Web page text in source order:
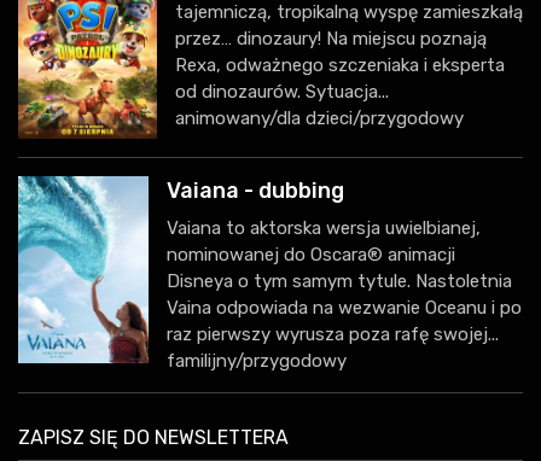
tajemniczą, tropikalną wyspę zamieszkałą
przez… dinozaury! Na miejscu poznają
Rexa, odważnego szczeniaka i eksperta
od dinozaurów. Sytuacja...
animowany/dla dzieci/przygodowy
Vaiana - dubbing
Vaiana to aktorska wersja uwielbianej,
nominowanej do Oscara® animacji
Disneya o tym samym tytule. Nastoletnia
Vaina odpowiada na wezwanie Oceanu i po
raz pierwszy wyrusza poza rafę swojej...
familijny/przygodowy
ZAPISZ SIĘ DO NEWSLETTERA